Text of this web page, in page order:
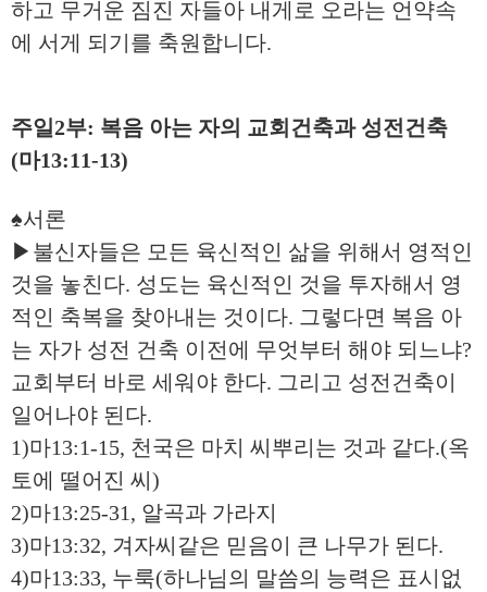
하고 무거운 짐진 자들아 내게로 오라는 언약속
에 서게 되기를 축원합니다.
주일2부: 복음 아는 자의 교회건축과 성전건축
(마13:11-13)
♠서론
▶불신자들은 모든 육신적인 삶을 위해서 영적인
것을 놓친다. 성도는 육신적인 것을 투자해서 영
적인 축복을 찾아내는 것이다. 그렇다면 복음 아
는 자가 성전 건축 이전에 무엇부터 해야 되느냐?
교회부터 바로 세워야 한다. 그리고 성전건축이
일어나야 된다.
1)마13:1-15, 천국은 마치 씨뿌리는 것과 같다.(옥
토에 떨어진 씨)
2)마13:25-31, 알곡과 가라지
3)마13:32, 겨자씨같은 믿음이 큰 나무가 된다.
4)마13:33, 누룩(하나님의 말씀의 능력은 표시없